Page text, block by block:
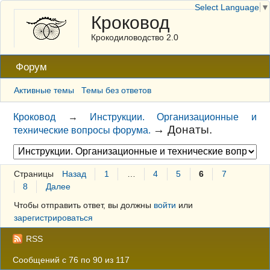
Кроковод
Крокодиловодство 2.0
Форум
Активные темы Темы без ответов
Кроковод →
Инструкции. Организационные и
технические вопросы форума. →Донаты.
Страницы Назад 1 4 5 6
7
8
Далее
Чтобы отправить ответ, вы должны войти или
зарегистрироваться
RSS
Сообщений с 76 по 90 из 117
Select Language ▼